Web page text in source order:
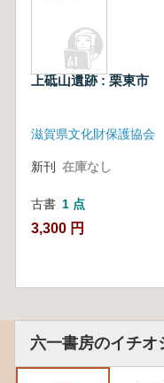
上砥山遺跡 : 栗東市
滋賀県文化財保護協会
新刊 在庫なし
古書 1 点
3,300 円
六一書房のイチオ